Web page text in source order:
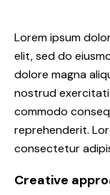
Lorem ipsum
elit, sed do
dolore magna
nostrud
commodo
reprehenderit.
consectetur
Creative